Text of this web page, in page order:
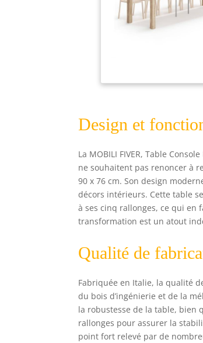
Design et
La MOBILI FIVER, Table
ne souhaitent pas renoncer à
90 x 76 cm. Son design
décors intérieurs. Cette table
à ses cinq rallonges, ce qui en
transformation est un atout
Qualité de
Fabriquée en Italie, la qualité
du bois d’ingénierie et de la
la robustesse de la table, bien
rallonges pour assurer la
point fort relevé par de